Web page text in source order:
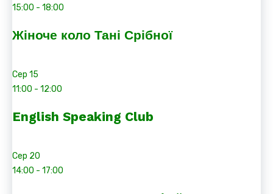
15:00 - 18:00
Жіноче коло Тані Срібної
Сер 15
11:00 - 12:00
English Speaking Club
Сер 20
14:00 - 17:00